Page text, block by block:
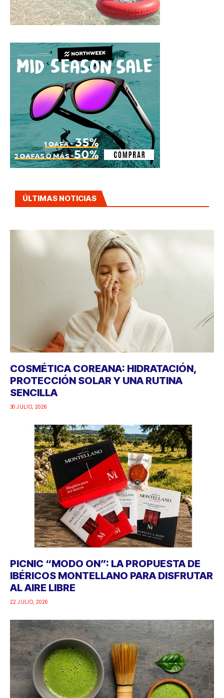
ÚLTIMAS NOTICIAS
COSMÉTICA COREANA: HIDRATACIÓN,
PROTECCIÓN SOLAR Y UNA RUTINA
SENCILLA
30 JULIO, 2026
PICNIC “MODO ON”: LA PROPUESTA DE
IBÉRICOS MONTELLANO PARA DISFRUTAR
AL AIRE LIBRE
22 JULIO, 2026